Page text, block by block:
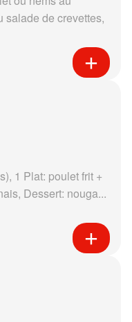
salade de crevettes,
1 Plat: poulet frit +
Dessert: nouga...